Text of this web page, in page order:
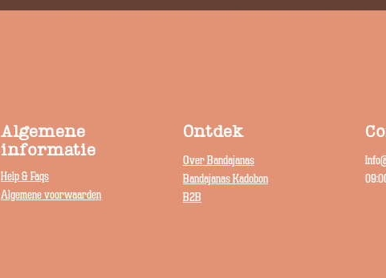
Algemene
informatie
Help & Faqs
Algemene voorwaarden
Ontdek
Over Bandajanas
Bandajanas Kadobon
B2B